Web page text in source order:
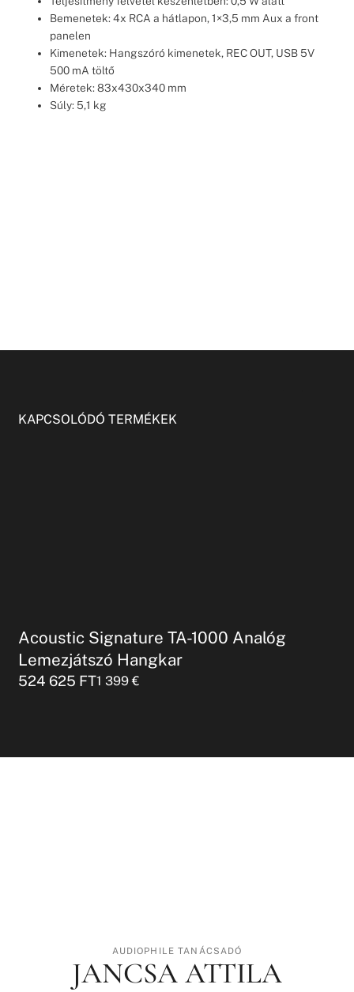
Bemenetek: 4x RCA a hátlapon, 1×3,5 mm Aux a front
panelen
Kimenetek: Hangszóró kimenetek, REC OUT, USB 5V
500 mA töltő
Méretek: 83x430x340 mm
Súly: 5,1 kg
KAPCSOLÓDÓ TERMÉKEK
Acoustic Signature TA-1000 Analóg
Lemezjátszó Hangkar
524 625 FT1 399€
AUDIOPHILE TANÁCSADÓ
JANCSA ATTILA